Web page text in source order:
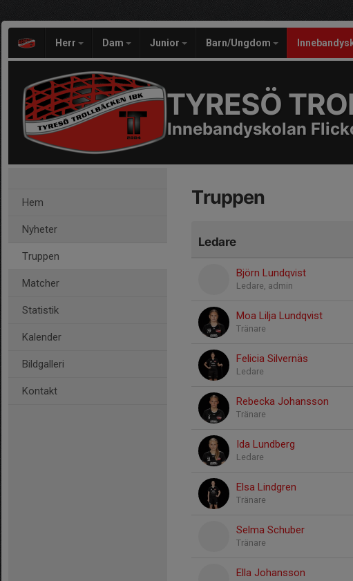
Herr Dam Junior Barn/Ungdom
TYRESÖ
Innebandyskolan
Hem
Nyheter
Truppen
Matcher
Statistik
Kalender
Bildgalleri
Kontakt
Truppen
Ledare
Björn Lundqvist
Ledare, admin
Moa Lilja Lundqvist
Tränare
Felicia Silvernäs
Ledare
Rebecka Johansson
Tränare
Ida Lundberg
Ledare
Elsa Lindgren
Tränare
Selma Schuber
Tränare
Ella Johansson